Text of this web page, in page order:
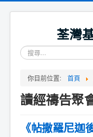
荃灣
搜
尋...
你目前位置:
首頁
讀經禱告聚
《帖撒羅尼迦